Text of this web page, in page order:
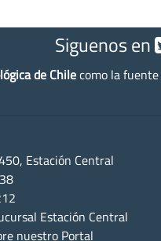
Siguenos en
de Chilecomo la
Estación Central
Estación Central
nuestro Portal